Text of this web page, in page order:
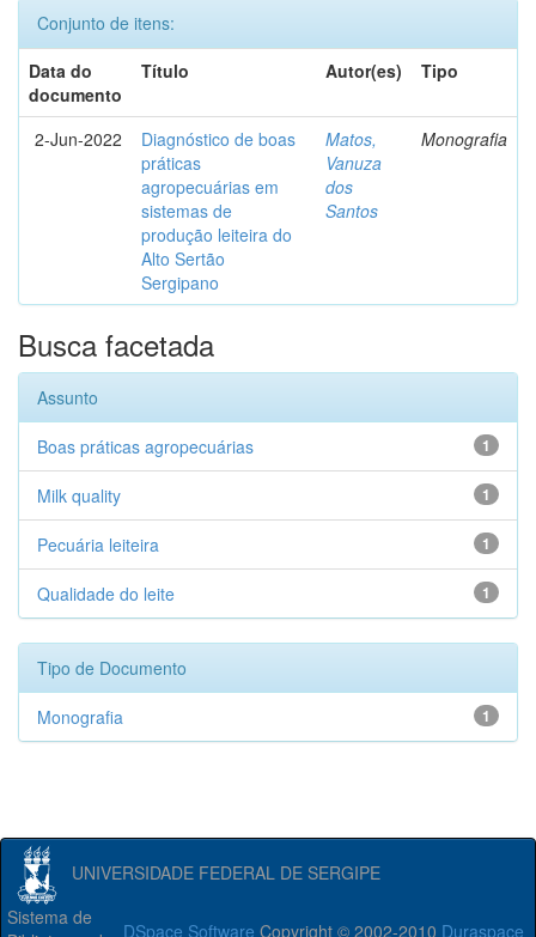
Conjunto de itens:
Data do
documento
Título Autor(es) Tipo
2-Jun-2022
Diagnóstico de boas
práticas
agropecuárias em
sistemas de
produção leiteira do
Alto Sertão
Sergipano
Matos,
Vanuza
dos
Santos
Monografia
Busca facetada
Assunto
1
Boas práticas agropecuárias
1
Milk quality
1
Pecuária leiteira
1
Qualidade do leite
Tipo de Documento
1
Monografia
UNIVERSIDADE FEDERAL DE SERGIPE
DSpace Software Copyright © 2002-2010 Duraspace
Sistema de